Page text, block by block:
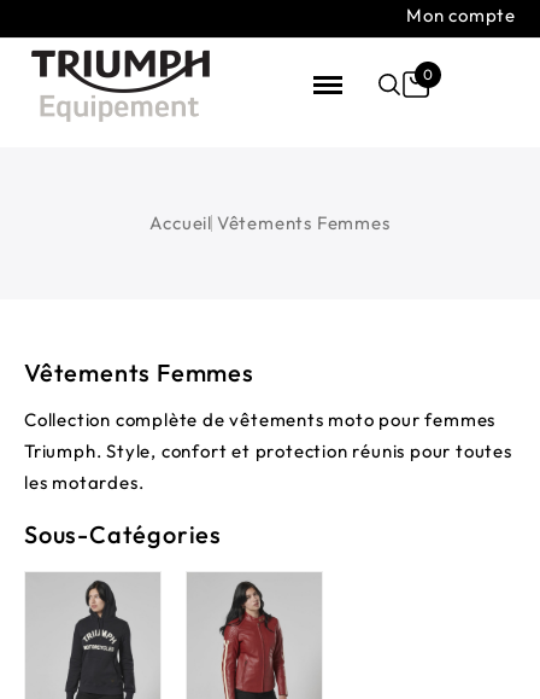
Mon compte
0
Accueil Vêtements Femmes
Vêtements Femmes
Collection complète de vêtements moto pour femmes
Triumph. Style, confort et protection réunis pour toutes
les motardes.
Sous-Catégories